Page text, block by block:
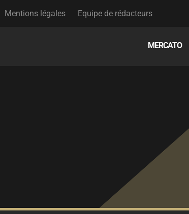
Mentions légales Equipe de rédacteurs
MERCATO